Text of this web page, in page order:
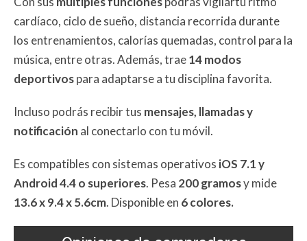
cardíaco, ciclo de sueño, distancia recorrida durante
los entrenamientos, calorías quemadas, control para la
música, entre otras. Además, trae14 modos
deportivospara adaptarse a tu disciplina favorita.
Incluso podrás recibir tus mensajes, llamadas y
notificación al conectarlo con tu móvil.
Es compatibles con sistemas operativos iOS 7.1 y
Android 4.4 o superiores. Pesa 200 gramosy mide
13.6 x 9.4 x 5.6cm. Disponible en 6 colores.